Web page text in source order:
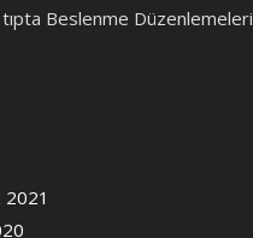
Beslenme Düzenlemeleri